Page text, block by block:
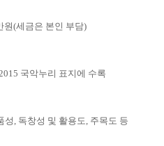
원(세금은 본인 부담)
국악누리 표지에 수록
성, 독창성 및 활용도, 주목도 등